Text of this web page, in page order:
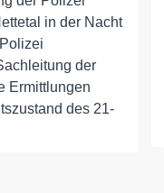
in der Nacht
der
Ermittlungen
des 21-